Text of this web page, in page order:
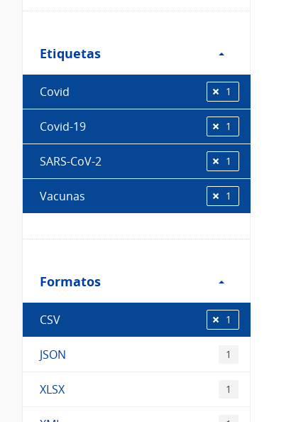
Etiquetas
Etiquetas
Covid 1
Covid-19 1
SARS-CoV-2 1
Vacunas 1
Formatos
Formatos
CSV 1
JSON 1
XLSX 1